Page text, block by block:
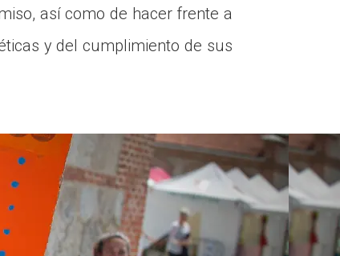
así como de hacer frente a
y del cumplimiento de sus